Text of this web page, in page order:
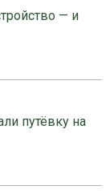
— и
путёвку на